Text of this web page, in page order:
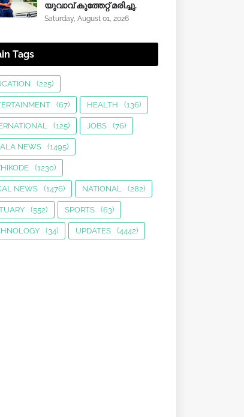
യുവാവ് കുത്തേറ്റ് മരിച്ചു.
Saturday, August 01, 2026
Tags
(225)
(67) HEALTH (136)
(125) JOBS (76)
NEWS (1495)
(1230)
NEWS (1476) NATIONAL (282)
(552) SPORTS (63)
(34) UPDATES (4442)